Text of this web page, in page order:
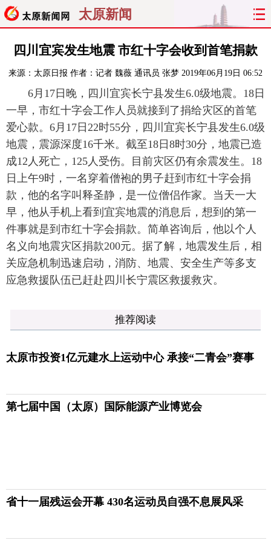
太原新闻
首页 聚焦 太原 山西
经济 关注 文明 出行
纵横 曝光 综合 专题
旅游 理财 政务 教育
看天下 晋月读 最太原 网罗民生
太原日报 太原晚报 热评 社区
四川宜宾发生地震 市红十字会收到首笔捐款
来源： 太原日报 作者：记者 魏薇 通讯员 张梦 2019年06月19日 06:52
6月17日晚，四川宜宾长宁县发生6.0级地震。18日
一早，市红十字会工作人员就接到了捐给灾区的首笔
爱心款。6月17日22时55分，四川宜宾长宁县发生6.0级
地震，震源深度16千米。截至18日8时30分，地震已造
成12人死亡，125人受伤。目前灾区仍有余震发生。18
日上午9时，一名穿着僧袍的男子赶到市红十字会捐
款，他的名字叫释圣静，是一位僧侣作家。当天一大
早，他从手机上看到宜宾地震的消息后，想到的第一
件事就是到市红十字会捐款。简单咨询后，他以个人
名义向地震灾区捐款200元。据了解，地震发生后，相
关应急机制迅速启动，消防、地震、安全生产等多支
应急救援队伍已赶赴四川长宁震区救援救灾。
推荐阅读
太原市投资1亿元建水上运动中心 承接“二青会”赛事
第七届中国（太原）国际能源产业博览会
省十一届残运会开幕 430名运动员自强不息展风采